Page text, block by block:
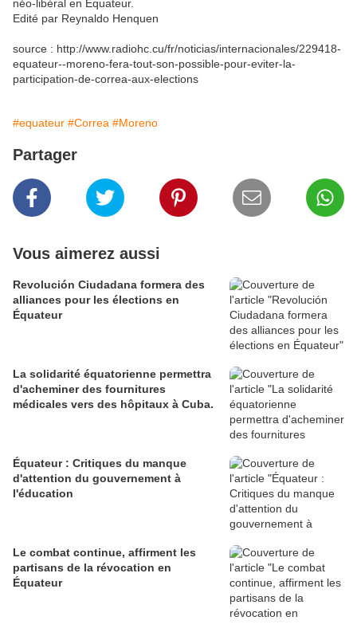
néo-libéral en Équateur.
Edité par Reynaldo Henquen
source : http://www.radiohc.cu/fr/noticias/internacionales/229418-
equateur--moreno-fera-tout-son-possible-pour-eviter-la-
participation-de-correa-aux-elections
#equateur #Correa #Moreno
Partager
Vous aimerez aussi
Revolución Ciudadana formera des
alliances pour les élections en
Équateur
La solidarité équatorienne permettra
d'acheminer des fournitures
médicales vers des hôpitaux à Cuba.
Équateur : Critiques du manque
d'attention du gouvernement à
l'éducation
Le combat continue, affirment les
partisans de la révocation en
Équateur